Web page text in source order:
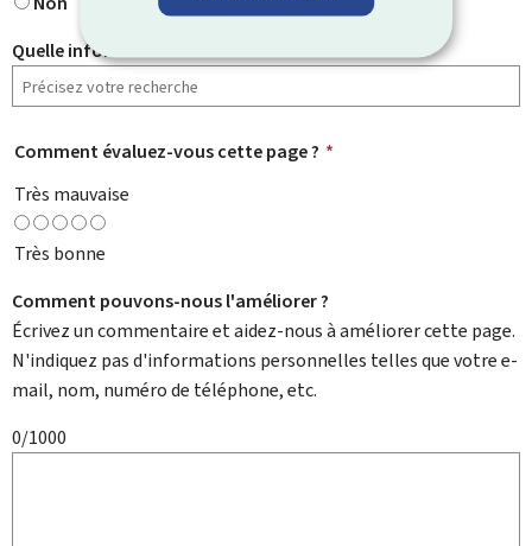
Quelle information cherchiez-vous ?
Comment évaluez-vous cette page ? *
Très mauvaise
Très bonne
Comment pouvons-nous l'améliorer ?
Écrivez un commentaire et aidez-nous à améliorer cette page.
N'indiquez pas d'informations personnelles telles que votre e-
mail, nom, numéro de téléphone, etc.
0/1000